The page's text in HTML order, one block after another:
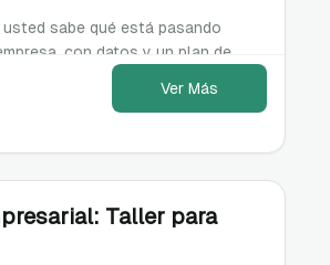
usted sabe qué está pasando
con datos y un plan de
no solo una encuesta más en
Ver Más
Taller para